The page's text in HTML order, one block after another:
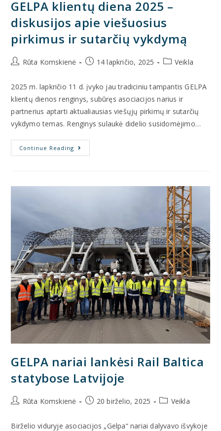
GELPA klientų diena 2025 –
diskusijos apie viešuosius
pirkimus ir sutarčių vykdymą
Rūta Komskienė 14 lapkričio, 2025 Veikla
2025 m. lapkričio 11 d. įvyko jau tradiciniu tampantis GELPA
klientų dienos renginys, subūręs asociacijos narius ir
partnerius aptarti aktualiausias viešųjų pirkimų ir sutarčių
vykdymo temas. Renginys sulaukė didelio susidomėjimo…
Continue Reading
GELPA nariai lankėsi Rail Baltica
statybose Latvijoje
Rūta Komskienė 20 birželio, 2025 Veikla
Birželio viduryje asociacijos „Gelpa“ nariai dalyvavo išvykoje